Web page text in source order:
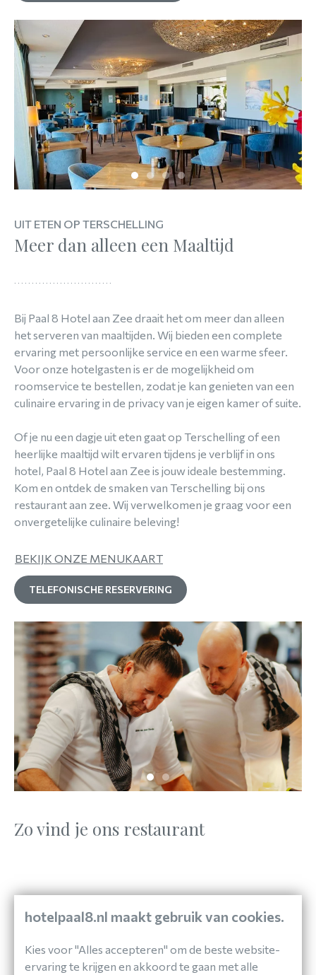
UIT ETEN OP TERSCHELLING
Meer dan alleen een Maaltijd
Bij Paal 8 Hotel aan Zee draait het om meer dan alleen
het serveren van maaltijden. Wij bieden een complete
ervaring met persoonlijke service en een warme sfeer.
Voor onze hotelgasten is er de mogelijkheid om
roomservice te bestellen, zodat je kan genieten van een
culinaire ervaring in de privacy van je eigen kamer of suite.
Of je nu een dagje uit eten gaat op Terschelling of een
heerlijke maaltijd wilt ervaren tijdens je verblijf in ons
hotel, Paal 8 Hotel aan Zee is jouw ideale bestemming.
Kom en ontdek de smaken van Terschelling bij ons
restaurant aan zee. Wij verwelkomen je graag voor een
onvergetelijke culinaire beleving!
BEKIJK ONZE MENUKAART
TELEFONISCHE RESERVERING
Zo vind je ons restaurant
hotelpaal8.nl maakt gebruik van cookies.
Kies voor "Alles accepteren" om de beste website-
ervaring te krijgen en akkoord te gaan met alle